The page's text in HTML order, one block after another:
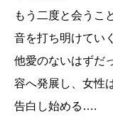
もう二度と会うこ
音を打ち明けてい
他愛のないはずだ
容へ発展し、女性
告白し始める….